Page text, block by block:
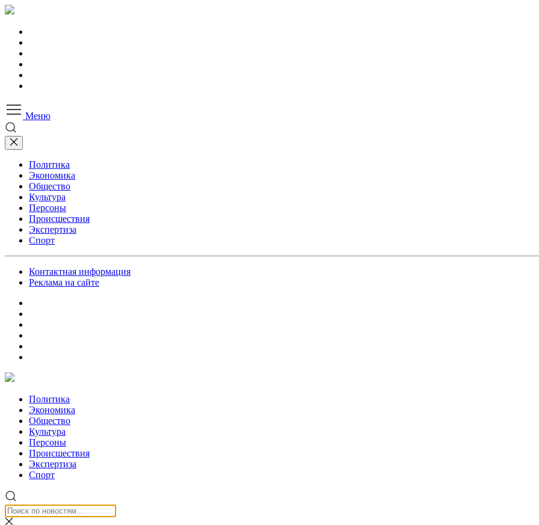
Меню
Политика
Экономика
Общество
Культура
Персоны
Происшествия
Экспертиза
Спорт
Контактная информация
Реклама на сайте
Политика
Экономика
Общество
Культура
Персоны
Происшествия
Экспертиза
Спорт